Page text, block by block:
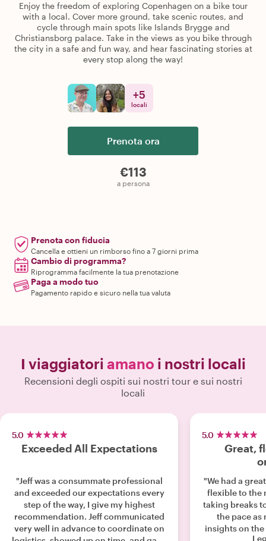
Enjoy the freedom of exploring Copenhagen on a bike tour
with a local. Cover more ground, take scenic routes, and
cycle through main spots like Islands Brygge and
Christiansborg palace. Take in the views as you bike through
the city in a safe and fun way, and hear fascinating stories at
every stop along the way!
Prenota ora
€113
a persona
+5
locali
Prenota con fiducia
Cancella e ottieni un rimborso fino a 7 giorni prima
Cambio di programma?
Riprogramma facilmente la tua prenotazione
Paga a modo tuo
Pagamento rapido e sicuro nella tua valuta
I viaggiatori amano i nostri locali
Recensioni degli ospiti sui nostri tour e sui nostri
locali
5.0
Exceeded All Expectations
"Jeff was a consummate professional
and exceeded our expectations every
step of the way, I give my highest
recommendation. Jeff communicated
very well in advance to coordinate on
5.0
Great,
"We had a
flexible to the
taking breaks
the pace as
insights on